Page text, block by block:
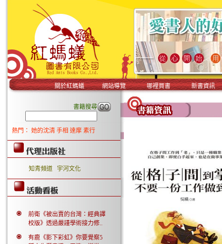
關於紅螞蟻 網站導覽 哪裡買書 新書資訊
書籍搜尋
熱門： 她的沈清 手相 達摩 素行
知青頻道 宇河文化
前衛《被出賣的台灣：經典譯
校版》透過嚴謹學術接力修..
有鹿《影下彩虹》你要覺察5